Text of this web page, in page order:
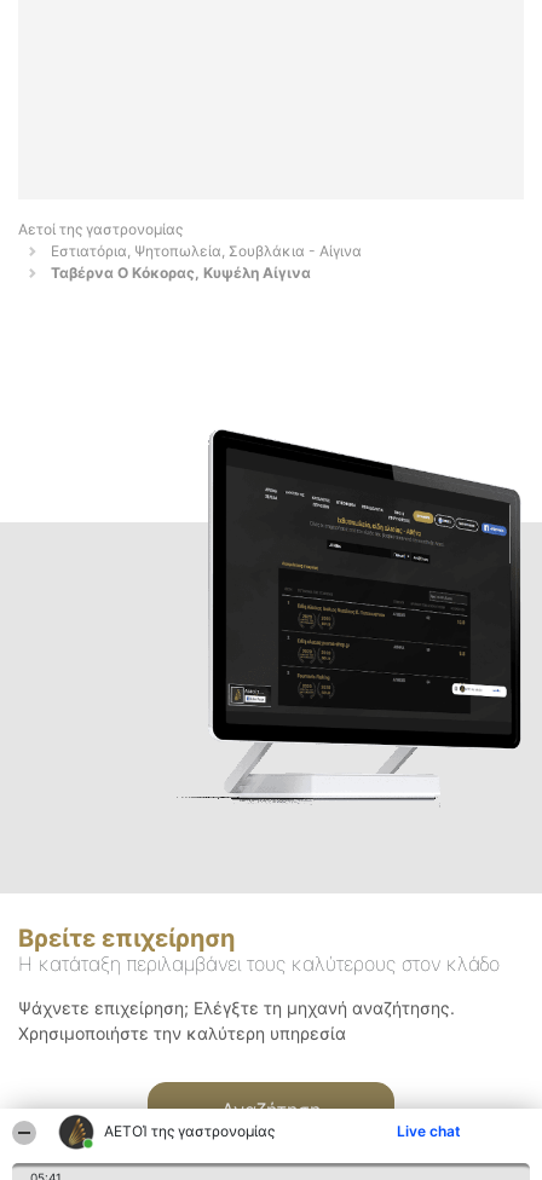
ΑΕΤΟΊ της γαστρονομίας Live chat
Αετοί της γαστρονομίας
Εστιατόρια, Ψητοπωλεία, Σουβλάκια - Αίγινα
Ταβέρνα Ο Κόκορας, Κυψέλη Αίγινα
Βρείτε επιχείρηση
Η κατάταξη περιλαμβάνει τους καλύτερους στον κλάδο
Ψάχνετε επιχείρηση; Ελέγξτε τη μηχανή αναζήτησης.
Χρησιμοποιήστε την καλύτερη υπηρεσία
Αναζήτηση